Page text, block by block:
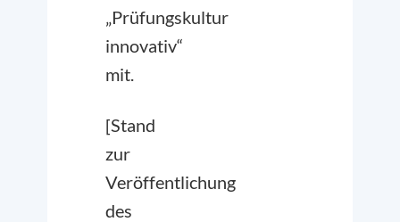
„Prüfungskultur
innovativ“
mit.
[Stand
zur
Veröffentlichung
des